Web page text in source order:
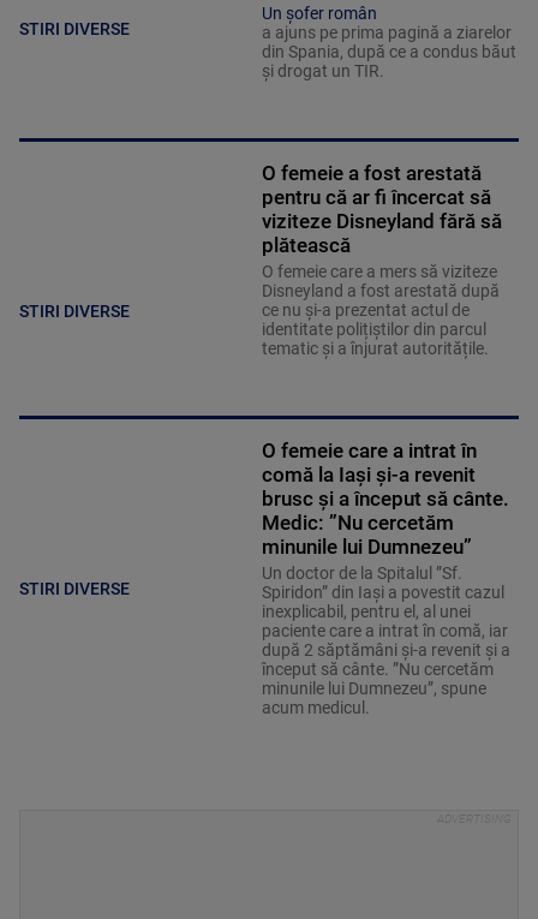
STIRI DIVERSE
Un șofer român
a ajuns pe prima pagină a ziarelor
din Spania, după ce a condus băut
și drogat un TIR.
STIRI DIVERSE
O femeie a fost arestată
pentru că ar fi încercat să
viziteze Disneyland fără să
plătească
O femeie care a mers să viziteze
Disneyland a fost arestată după
ce nu și-a prezentat actul de
identitate polițiștilor din parcul
tematic și a înjurat autoritățile.
STIRI DIVERSE
O femeie care a intrat în
comă la Iași și-a revenit
brusc și a început să cânte.
Medic: ”Nu cercetăm
minunile lui Dumnezeu”
Un doctor de la Spitalul ”Sf.
Spiridon” din Iași a povestit cazul
inexplicabil, pentru el, al unei
paciente care a intrat în comă, iar
după 2 săptămâni și-a revenit și a
început să cânte. ”Nu cercetăm
minunile lui Dumnezeu”, spune
acum medicul.